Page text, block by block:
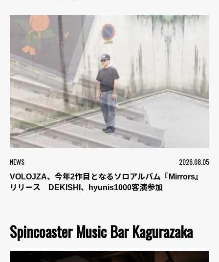
NEWS 2026.08.05
VOLOJZA、今年2作目となるソロアルバム『Mirrors』
リリース DEKISHI、hyunis1000客演参加
Spincoaster Music Bar Kagurazaka